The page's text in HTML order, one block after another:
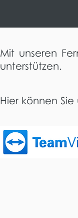
Mit unseren
unterstützen.
Hier können